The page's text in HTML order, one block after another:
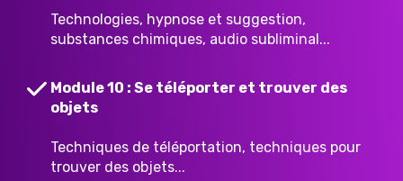
Technologies, hypnose et suggestion,
substances chimiques, audio subliminal...
Module 10 : Se téléporter et trouver des
objets
Techniques de téléportation, techniques pour
trouver des objets...